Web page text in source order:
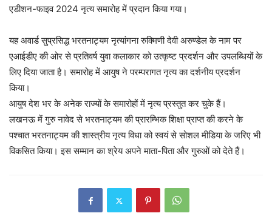
एडीशन-फाइव 2024 नृत्य समारोह में प्रदान किया गया।
यह अवार्ड सुप्रसिद्ध भरतनाट्यम नृत्यांगना रुक्मिणी देवी अरुण्डेल के नाम पर
एआईडीए की ओर से प्रतिवर्ष युवा कलाकार को उत्कृष्ट प्रदर्शन और उपलब्धियों के
लिए दिया जाता है। समारोह में आयुष ने परम्परागत नृत्य का दर्शनीय प्रदर्शन
किया।
आयुष देश भर के अनेक राज्यों के समारोहों में नृत्य प्रस्तुत कर चुके हैं।
लखनऊ में गुरु नावेद से भरतनाट्यम की प्रारम्भिक शिक्षा प्राप्त की करने के
पश्चात भरतनाट्यम की शास्त्रीय नृत्य विधा को‌ स्वयं से सोशल मीडिया के जरिए भी
विकसित किया। इस सम्मान का श्रेय अपने माता-पिता और गुरुओं को देते हैं।